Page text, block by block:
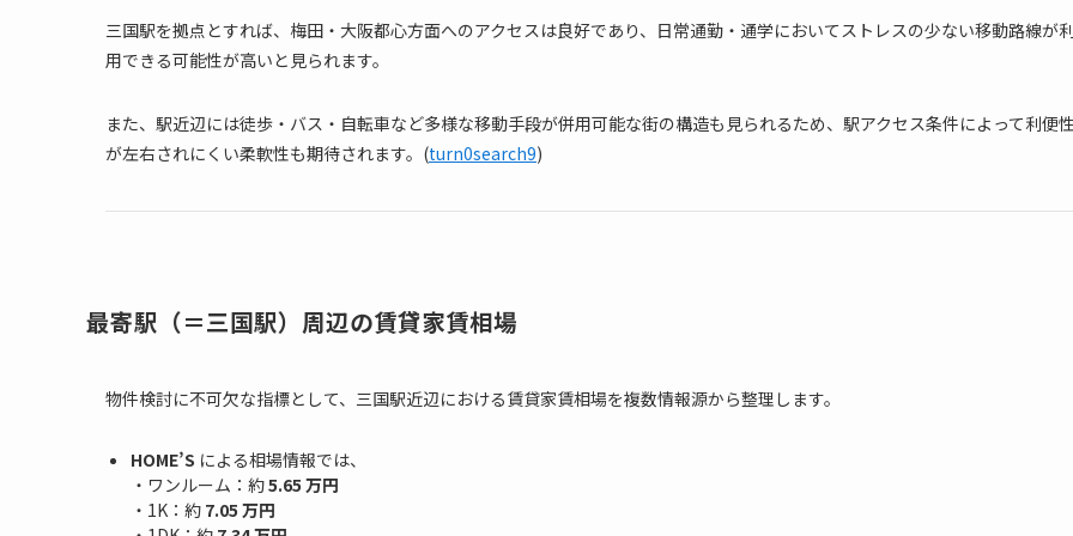
三国駅を拠点とすれば、梅田・大阪都心方面へのアクセスは良好であり、日常通勤・通学においてストレスの少ない移動路線が
用できる可能性が高いと見られます。
また、駅近辺には徒歩・バス・自転車など多様な移動手段が併用可能な街の構造も見られるため、駅アクセス条件によって利便
が左右されにくい柔軟性も期待されます。(turn0search9)
最寄駅（＝三国駅）周辺の賃貸家賃相場
物件検討に不可欠な指標として、三国駅近辺における賃貸家賃相場を複数情報源から整理します。
HOME’S による相場情報では、
・ワンルーム：約5.65 万円
・1K：約 7.05 万円